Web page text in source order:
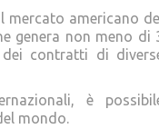
mercato americano
genera non meno di
contratti di
è
mondo.